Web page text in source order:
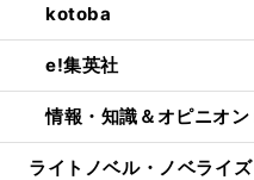
kotoba
e!集英社
情報・知識＆オピニオ
ライトノベル・ノベライズ